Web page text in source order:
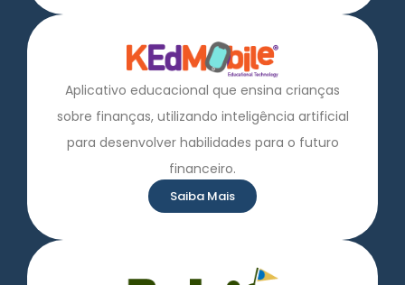
Aplicativo educacional que ensina crianças
sobre finanças, utilizando inteligência artificial
para desenvolver habilidades para o futuro
financeiro.
Saiba Mais